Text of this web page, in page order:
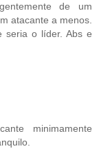
de um
atacante a menos.
seria o líder. Abs e
minimamente